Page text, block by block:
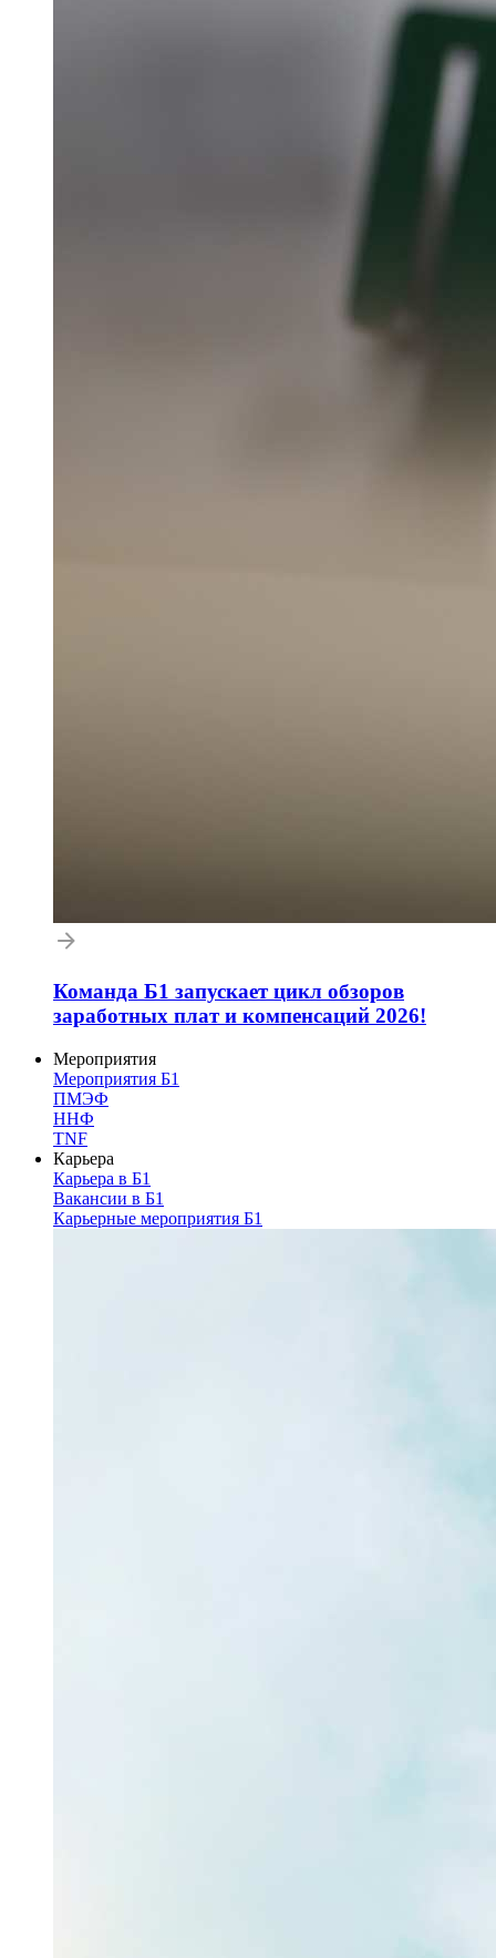
Команда Б1 запускает цикл обзоров
заработных плат и компенсаций 2026!
Мероприятия
Мероприятия Б1
ПМЭФ
ННФ
TNF
Карьера
Карьера в Б1
Вакансии в Б1
Карьерные мероприятия Б1